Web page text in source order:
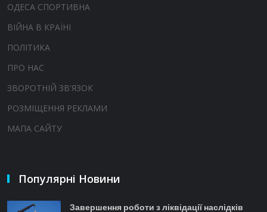
ОДЕСА СПОРТИВНА
ВІЙНА В КРАЇНІ
ПОЛІТИКА
ПРО НАС
ЗВОРОТНІЙ ЗВ'ЯЗОК
РОЗМІЩЕННЯ РЕКЛАМИ
МАПА САЙТУ
Популярні Новини
Завершення роботи з ліквідації наслідків